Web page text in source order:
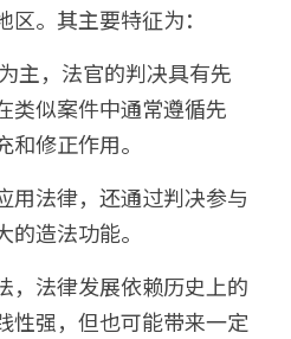
。其主要特征为：
类似案件中通常遵循先
修正作用。
用法律，还通过判决参与
造法功能。
，法律发展依赖历史上的
性强，但也可能带来一定